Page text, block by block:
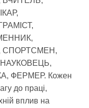
СПОРТСМЕН,
ФЕРМЕР. Кожен
до праці,
вплив на